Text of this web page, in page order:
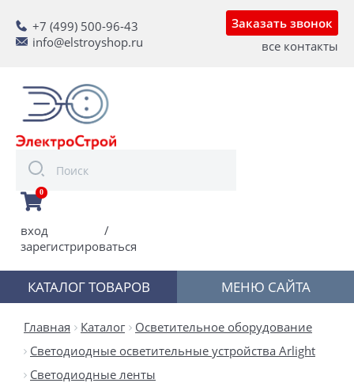
+7 (499) 500-96-43
info@elstroyshop.ru
Заказать звонок
все контакты
0
вход
/
зарегистрироваться
КАТАЛОГ ТОВАРОВ МЕНЮ САЙТА
Главная Каталог
Осветительное оборудование
Светодиодные осветительные устройства Arlight
Светодиодные ленты